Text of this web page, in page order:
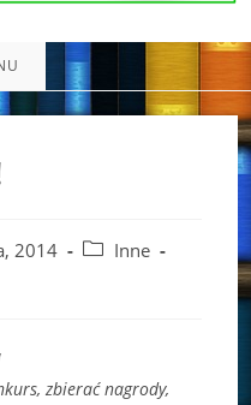
2014
PostInne
zbierać nagrody,